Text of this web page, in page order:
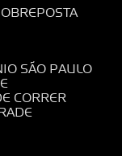
SÃO PAULO
CORRER